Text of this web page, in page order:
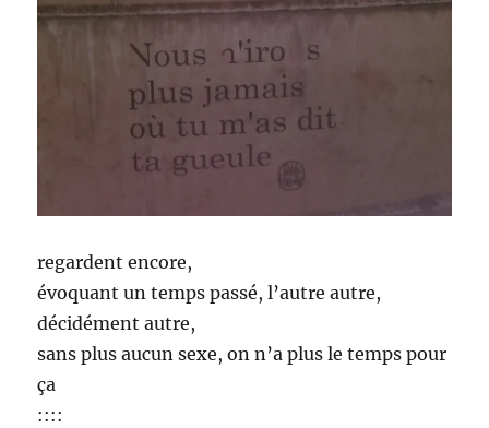
regardent encore,
évoquant un temps passé, l’autre autre,
décidément autre,
sans plus aucun sexe, on n’a plus le temps pour
ça
::::